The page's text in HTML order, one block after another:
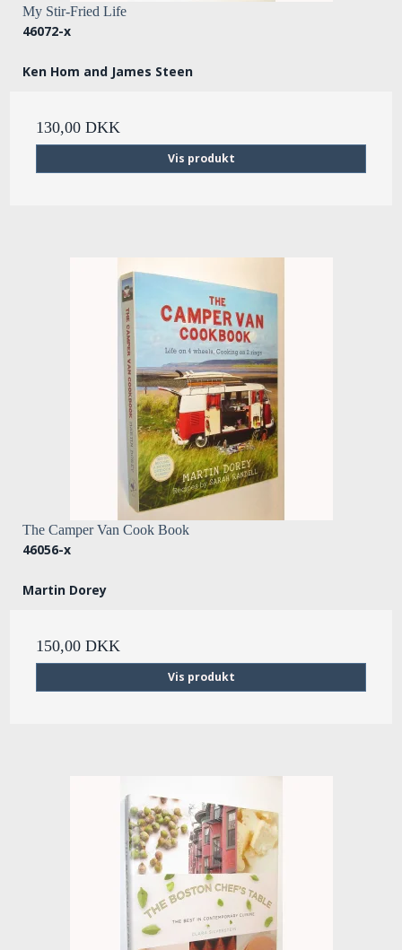
My Stir-Fried Life
46072-x
Ken Hom and James Steen
130,00 DKK
Vis produkt
The Camper Van Cook Book
46056-x
Martin Dorey
150,00 DKK
Vis produkt